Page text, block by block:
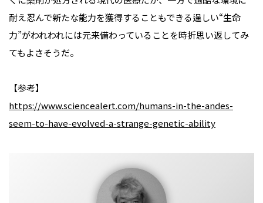
耐え忍んで新たな能力を獲得することもできる逞しい“生命
力”がわれわれには元来備わっていることを時折思い返してみ
てもよさそうだ。
【参考】
https://www.sciencealert.com/humans-in-the-andes-
seem-to-have-evolved-a-strange-genetic-ability